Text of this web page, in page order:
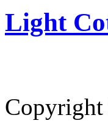
Light
Copyright